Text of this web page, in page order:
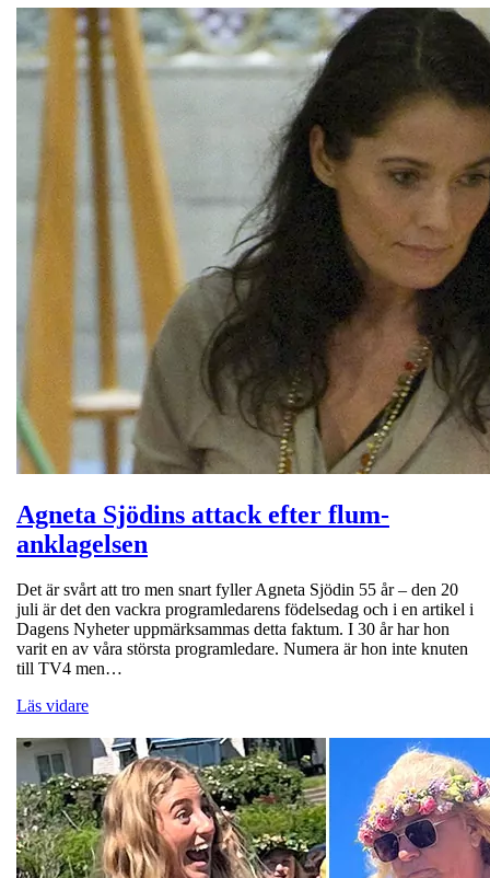
Agneta Sjödins attack efter flum-
anklagelsen
Det är svårt att tro men snart fyller Agneta Sjödin 55 år – den 20
juli är det den vackra programledarens födelsedag och i en artikel i
Dagens Nyheter uppmärksammas detta faktum. I 30 år har hon
varit en av våra största programledare. Numera är hon inte knuten
till TV4 men…
Läs vidare